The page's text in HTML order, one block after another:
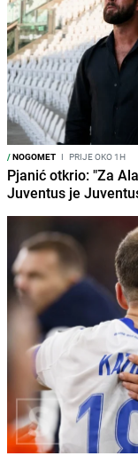
/NOGOMET I PRIJE OKO 1H
Pjanić otkrio: "Za
Juventus je